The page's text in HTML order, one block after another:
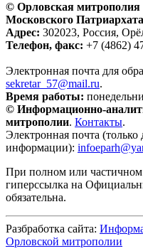
© Орловская митрополия
Московского Патриархата
Адрес: 302023, Россия,
Телефон, факс: +7 (4862)
Электронная почта для
sekretar_57@mail.ru.
Время работы:
© Информационно-
митрополии. Контакты.
Электронная почта
информации):
При полном или частичном
гиперссылка на
обязательна.
Разбработка сайта:
Орловской митрополии